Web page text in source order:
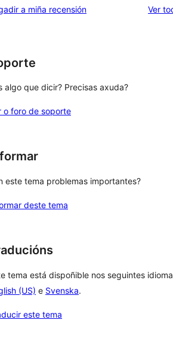
a miña recensión Ver
algo que dicir? Precisas axuda?
o foro de soporte
este tema problemas importantes?
deste tema
tema está dispoñible nos seguintes
(US) e Svenska.
este tema